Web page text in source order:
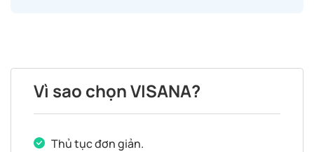
Vì sao chọn VISANA?
Thủ tục đơn giản.